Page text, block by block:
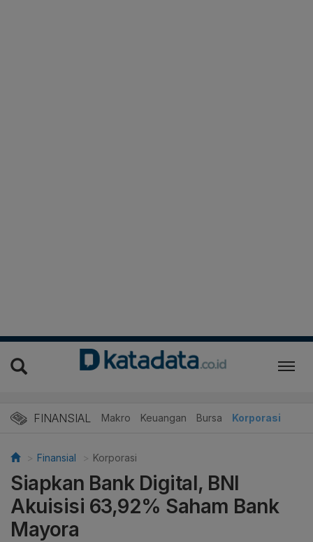
FINANSIAL Makro Keuangan Bursa Korporasi
Finansial Korporasi
Siapkan Bank Digital, BNI
Akuisisi 63,92% Saham Bank
Mayora